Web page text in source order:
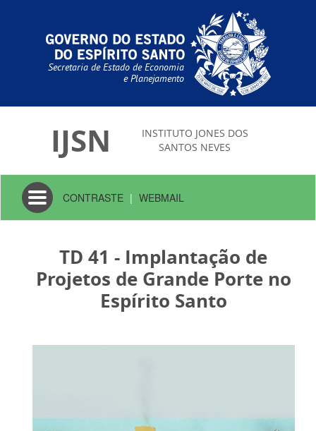
Secretaria de Estado de Economia
e Planejamento
IJSN
INSTITUTO JONES DOS
SANTOS NEVES
Toggle
navigation
CONTRASTE | WEBMAIL
TD 41 - Implantação de
Projetos de Grande Porte no
Espírito Santo